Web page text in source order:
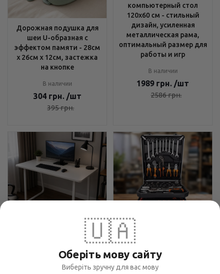
Дорожная подушка для
шеи U-образная с
эффектом памяти - 28см
х 26см х 12см, застежка
на кнопке
В наличии
304 грн. /шт
395грн.
компьютерный стол
120х60 см - стильный
дизайн, усиленная
металлическая рама,
оптимальный размер для
работы и игр
В наличии
1989 грн. /шт
2586грн.
Компьютерный стол
120х60 см Бежевый -
Минималистичный
дизайн, Закругленные
Набор инструментов Tool
Set 235 предметов - для
ремонта и обслуживания,
чемодан с колесами,
🇺🇦
Оберіть мову сайту
Виберіть зручну для вас мову